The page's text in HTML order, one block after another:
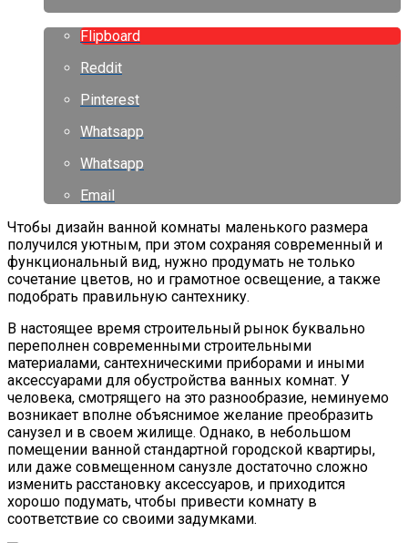
Flipboard
Reddit
Pinterest
Whatsapp
Whatsapp
Email
Чтобы дизайн ванной комнаты маленького размера
получился уютным, при этом сохраняя современный и
функциональный вид, нужно продумать не только
сочетание цветов, но и грамотное освещение, а также
подобрать правильную сантехнику.
В настоящее время строительный рынок буквально
переполнен современными строительными
материалами, сантехническими приборами и иными
аксессуарами для обустройства ванных комнат. У
человека, смотрящего на это разнообразие, неминуемо
возникает вполне объяснимое желание преобразить
санузел и в своем жилище. Однако, в небольшом
помещении ванной стандартной городской квартиры,
или даже совмещенном санузле достаточно сложно
изменить расстановку аксессуаров, и приходится
хорошо подумать, чтобы привести комнату в
соответствие со своими задумками.